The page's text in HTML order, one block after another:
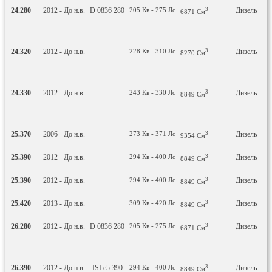
24.280 2012 - До н.в. D 0836 280 205 Кв - 275 Лс 6871 См3 Дизель
24.320 2012 - До н.в. 228 Кв - 310 Лс 8270 См3 Дизель
24.330 2012 - До н.в. 243 Кв - 330 Лс 8849 См3 Дизель
25.370 2006 - До н.в. 273 Кв - 371 Лс 9354 См3 Дизель
25.390 2012 - До н.в. 294 Кв - 400 Лс 8849 См3 Дизель
25.390 2012 - До н.в. 294 Кв - 400 Лс 8849 См3 Дизель
25.420 2013 - До н.в. 309 Кв - 420 Лс 8849 См3 Дизель
26.280 2012 - До н.в. D 0836 280 205 Кв - 275 Лс 6871 См3 Дизель
26.390 2012 - До н.в. ISLe5 390 294 Кв - 400 Лс 8849 См3 Дизель